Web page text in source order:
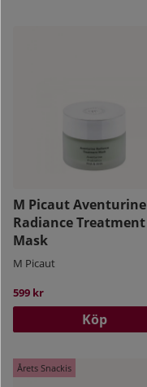
M Picaut Aventurine
Radiance Treatment
Mask
M Picaut
599 kr
Köp
Årets Snackis